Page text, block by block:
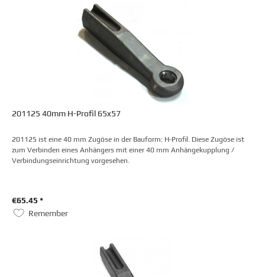
201125 40mm H-Profil 65x57
201125 ist eine 40 mm Zugöse in der Bauform: H-Profil. Diese Zugöse ist
zum Verbinden eines Anhängers mit einer 40 mm Anhängekupplung /
Verbindungseinrichtung vorgesehen.
€65.45 *
Remember